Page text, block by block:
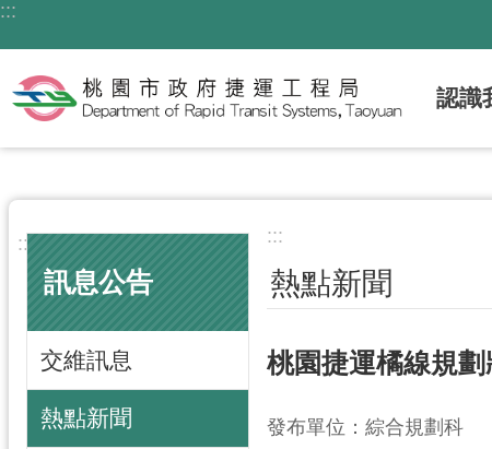
跳到主要內容區塊
:::
認識
:::
訊息公告
交維訊息
熱點新聞
:::
熱點新聞
桃園捷運橘線規
發布單位：綜合規劃科